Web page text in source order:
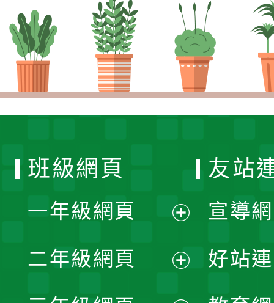
班級網頁
一年級網頁
開
二年級網頁
友站
宣導
好站